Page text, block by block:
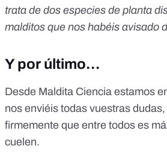
trata de dos especies de planta
malditos que nos habéis avisado
Y por último…
Desde Maldita Ciencia estamos
nos enviéis todas vuestras
firmemente que entre todos es
cuelen.